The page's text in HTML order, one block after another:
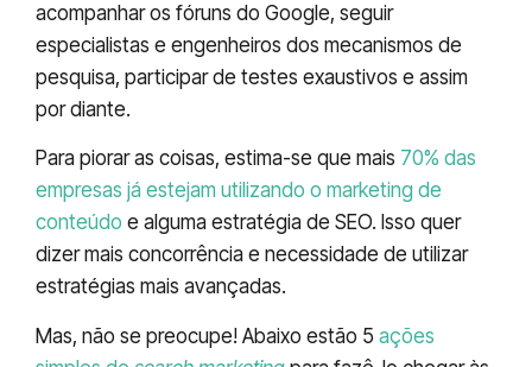
acompanhar os fóruns do Google, seguir
especialistas e engenheiros dos mecanismos de
pesquisa, participar de testes exaustivos e assim
por diante.
Para piorar as coisas, estima-se que mais 70% das
empresas já estejam utilizando o marketing de
conteúdo e alguma estratégia de SEO. Isso quer
dizer mais concorrência e necessidade de utilizar
estratégias mais avançadas.
Mas, não se preocupe! Abaixo estão 5 ações